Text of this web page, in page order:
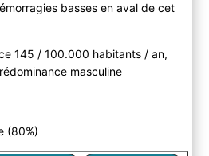
basses en aval de cet
145 / 100.000 habitants / an,
masculine
(80%)